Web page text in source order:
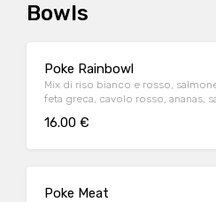
Bowls
Poke Rainbowl
Mix di riso bianco e rosso,
feta greca, cavolo rosso, ananas,
16.00 €
Poke Meat